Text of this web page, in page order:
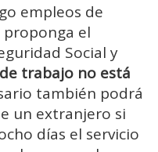
empleos de
proponga el
Social y
trabajo no está
también podrá
un extranjero si
días el servicio